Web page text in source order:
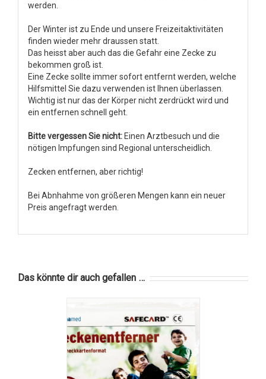
werden.
Der Winter ist zu Ende und unsere Freizeitaktivitäten
finden wieder mehr draussen statt.
Das heisst aber auch das die Gefahr eine Zecke zu
bekommen groß ist.
Eine Zecke sollte immer sofort entfernt werden, welche
Hilfsmittel Sie dazu verwenden ist Ihnen überlassen.
Wichtig ist nur das der Körper nicht zerdrückt wird und
ein entfernen schnell geht.
Bitte vergessen Sie nicht:Einen Arztbesuch und die
nötigen Impfungen sind Regional unterscheidlich.
Zecken entfernen, aber richtig!
Bei Abnhahme von größeren Mengen kann ein neuer
Preis angefragt werden.
Das könnte dir auch gefallen …